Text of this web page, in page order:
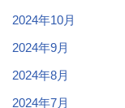
2024年10月
2024年9月
2024年8月
2024年7月